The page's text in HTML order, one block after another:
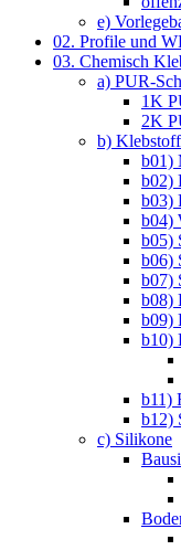
e)
02. Profile und
03. Chemisch
a) PUR-
1K
2K
b)
b01)
b02)
b03)
b04)
b05)
b06)
b07)
b08)
b09)
b10)
b11)
b12)
c) Silikone